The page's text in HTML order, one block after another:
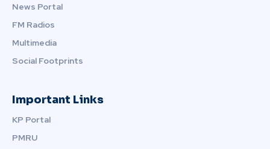
News Portal
FM Radios
Multimedia
Social Footprints
Important Links
KP Portal
PMRU